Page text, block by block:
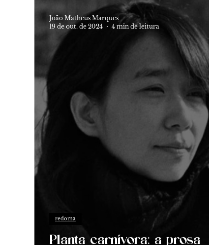
Planta carnívora: a prosa
redoma
João Matheus Marques
19 de out. de 2024
4 min de leitura